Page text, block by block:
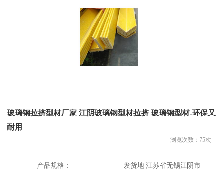
玻璃钢拉挤型材厂家 江阴玻璃钢型材拉挤 玻璃钢型材-环保又
耐用
浏览次数： 75次
产品规格： 发货地:江苏省无锡江阴市